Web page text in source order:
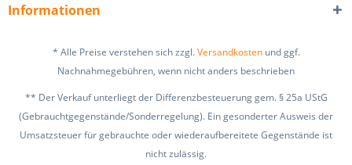
Informationen
* Alle Preise verstehen sich zzgl.Versandkostenund ggf.
Nachnahmegebühren, wenn nicht anders beschrieben
** Der Verkauf unterliegt der Differenzbesteuerung gem. § 25a UStG
(Gebrauchtgegenstände/Sonderregelung). Ein gesonderter Ausweis der
Umsatzsteuer für gebrauchte oder wiederaufbereitete Gegenstände ist
nicht zulässig.